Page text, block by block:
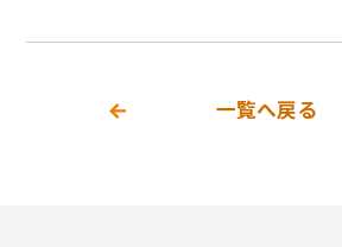
一覧へ戻る